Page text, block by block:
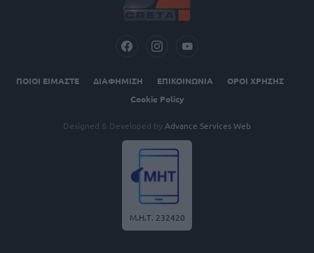
ΠΟΙΟΙ ΕΙΜΑΣΤΕ ΔΙΑΦΗΜΙΣΗ ΕΠΙΚΟΙΝΩΝΙΑ
ΟΡΟΙ ΧΡΗΣΗΣ
Cookie Policy
Designed & Developed by Advance Services Web
Μ.Η.Τ. 232420